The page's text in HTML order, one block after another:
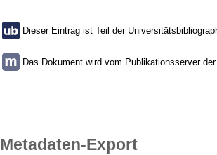
Dieser Eintrag ist Teil der
Das Dokument wird vom Publikationsserver
Metadaten-Export